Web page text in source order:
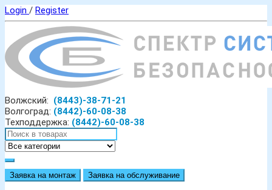
Login / Register
Волжский: (8443)-38-71-21
Волгоград: (8442)-60-08-38
Техподдержка: (8442)-60-08-38
Заявка на монтаж Заявка на обслуживание